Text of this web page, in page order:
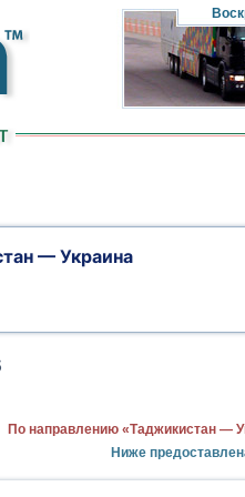
— Украина
По направлению «Таджикистан —
Ниже